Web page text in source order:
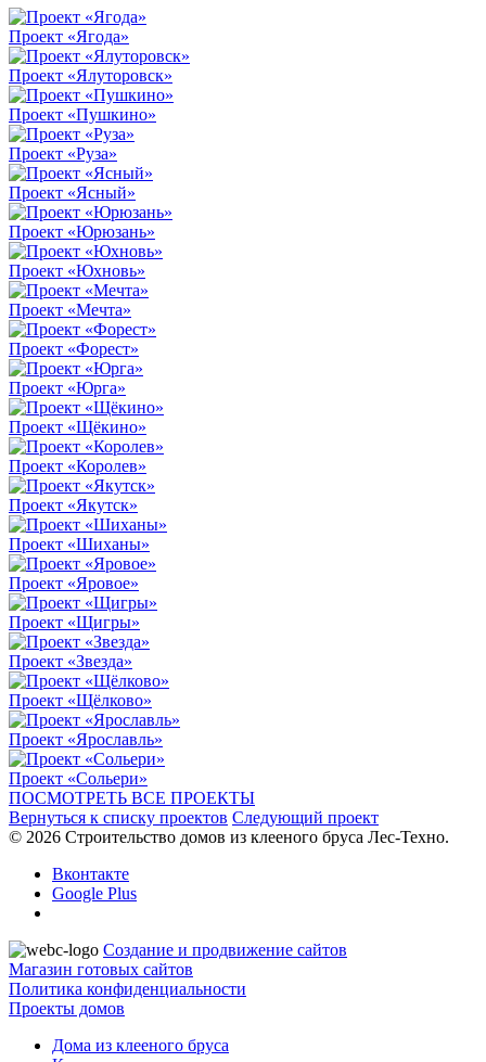
Проект «Ягода»
Проект «Ялуторовск»
Проект «Пушкино»
Проект «Руза»
Проект «Ясный»
Проект «Юрюзань»
Проект «Юхновь»
Проект «Мечта»
Проект «Форест»
Проект «Юрга»
Проект «Щёкино»
Проект «Королев»
Проект «Якутск»
Проект «Шиханы»
Проект «Яровое»
Проект «Щигры»
Проект «Звезда»
Проект «Щёлково»
Проект «Ярославль»
Проект «Сольери»
ПОСМОТРЕТЬ ВСЕ ПРОЕКТЫ
Вернуться к списку проектов Следующий проект
© 2026 Строительство домов из клееного бруса Лес-Техно.
Вконтакте
Google Plus
Создание и продвижение сайтов
Магазин готовых сайтов
Политика конфиденциальности
Проекты домов
Дома из клееного бруса